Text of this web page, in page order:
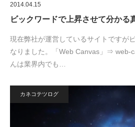
2014.04.15
ビックワードで上昇させて分かる
現在弊社が運営しているサイトですが
なりました。「Web Canvas」⇒ web-
んは業界内でも…
カネコテツログ